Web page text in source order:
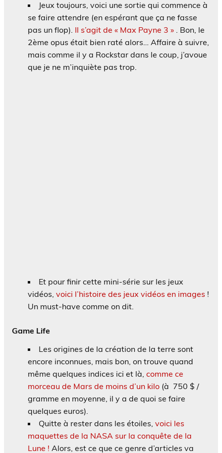
Jeux toujours, voici une sortie qui commence à
se faire attendre (en espérant que ça ne fasse
pas un flop). Il s’agit de « Max Payne 3 » . Bon, le
2ème opus était bien raté alors… Affaire à suivre,
mais comme il y a Rockstar dans le coup, j’avoue
que je ne m’inquiète pas trop.
Et pour finir cette mini-série sur les jeux
vidéos, voici l’histoire des jeux vidéos en images !
Un must-have comme on dit.
Game Life
Les origines de la création de la terre sont
encore inconnues, mais bon, on trouve quand
même quelques indices ici et là, comme ce
morceau de Mars de moins d’un kilo (à 750 $ /
gramme en moyenne, il y a de quoi se faire
quelques euros).
Quitte à rester dans les étoiles, voici les
maquettes de la NASA sur la conquête de la
Lune ! Alors, est ce que ce genre d’articles va